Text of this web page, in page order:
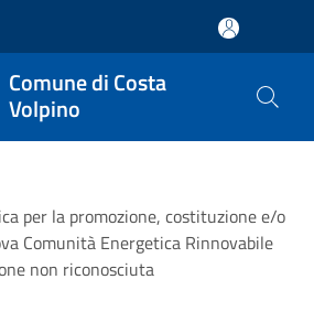
Comune di Costa
Volpino
per la promozione, costituzione e/o
Comunità Energetica Rinnovabile
non riconosciuta